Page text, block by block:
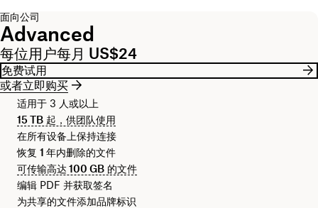
面向公司
Advanced
每位用户每月 US$24
免费试用
或者立即购买
适用于 3 人或以上
15 TB 起，供团队使用
在所有设备上保持连接
恢复 1 年内删除的文件
可传输高达100 GB 的文件
编辑 PDF 并获取签名
为共享的文件添加品牌标识